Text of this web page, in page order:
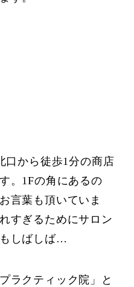
口から徒歩1分の商店
。1Fの角にあるの
言葉も頂いていま
すぎるためにサロン
しばしば…
ラクティック院」と